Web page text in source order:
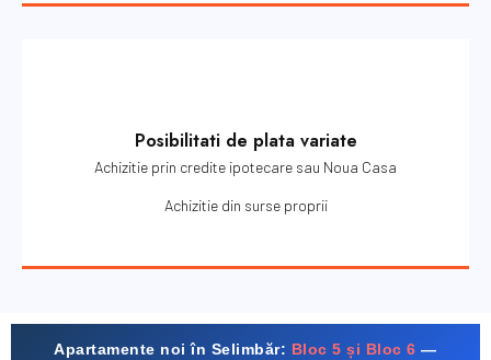
Posibilitati de plata variate
Achizitie prin credite ipotecare sau Noua Casa
Achizitie din surse proprii
Apartamente noi în Selimbăr: Bloc 5 și Bloc 6 —